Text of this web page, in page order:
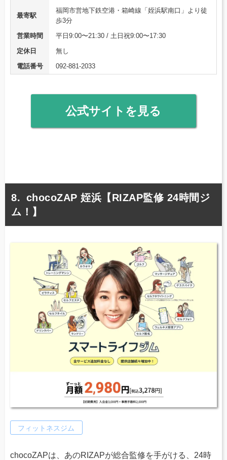
最寄駅
福岡市営地下鉄空港・箱崎線「姪浜駅南口」より徒
歩3分
営業時間
平日9:00〜21:30 / 土日祝9:00〜17:30
定休日
無し
電話番号
092-881-2033
公式サイトを見る
chocoZAP 姪浜【RIZAP監修 24時間ジ
ム！】
フィットネスジム
chocoZAPは、あのRIZAPが総合監修を手がける、24時